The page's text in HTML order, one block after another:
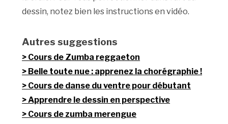
dessin, notez bien les instructions en vidéo.
Autres suggestions
Cours de Zumba reggaeton
Belle toute nue : apprenez la chorégraphie !
Cours de danse du ventre pour débutant
Apprendre le dessin en perspective
Cours de zumba merengue